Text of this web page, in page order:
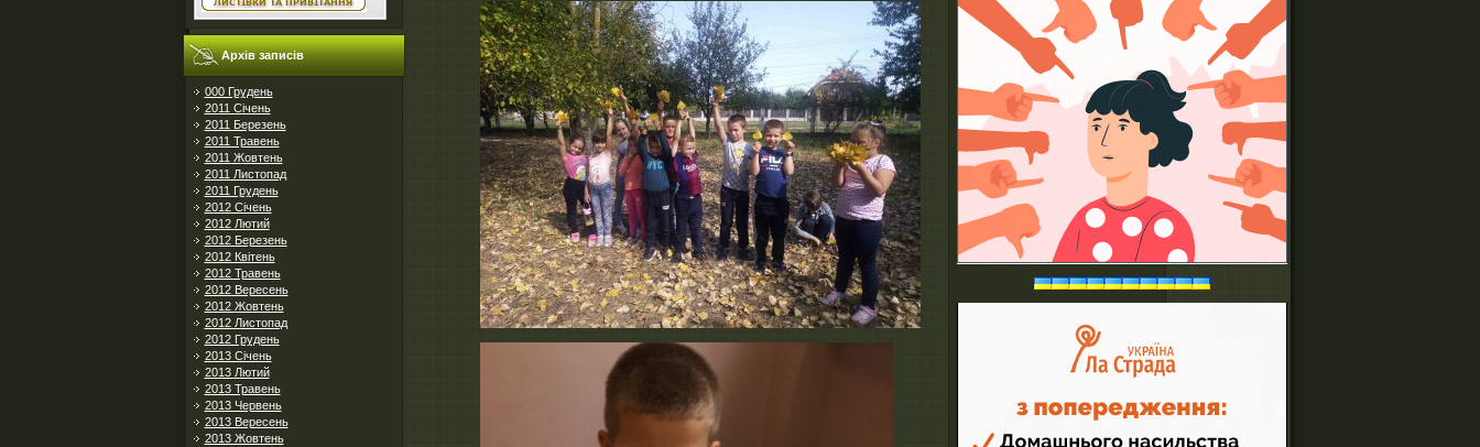
Архів записів
000 Грудень
2011 Січень
2011 Березень
2011 Травень
2011 Жовтень
2011 Листопад
2011 Грудень
2012 Січень
2012 Лютий
2012 Березень
2012 Квітень
2012 Травень
2012 Вересень
2012 Жовтень
2012 Листопад
2012 Грудень
2013 Січень
2013 Лютий
2013 Травень
2013 Червень
2013 Вересень
2013 Жовтень